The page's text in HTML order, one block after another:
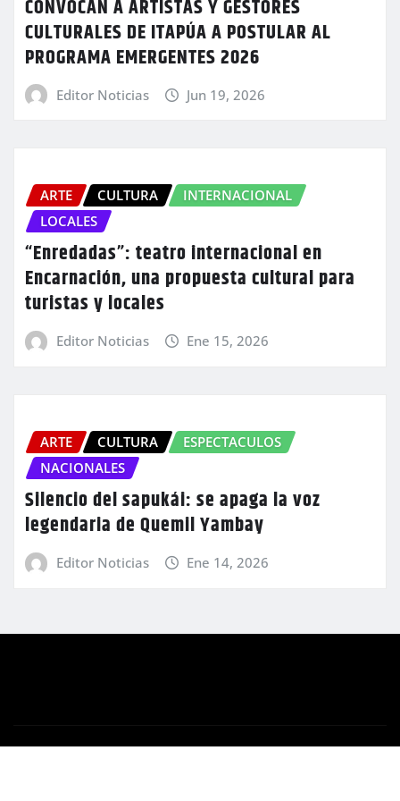
CONVOCAN A ARTISTAS Y GESTORES
CULTURALES DE ITAPÚA A POSTULAR AL
PROGRAMA EMERGENTES 2026
Editor Noticias Jun 19, 2026
ARTE CULTURA
INTERNACIONAL
LOCALES
“Enredadas”: teatro internacional en
Encarnación, una propuesta cultural para
turistas y locales
Editor Noticias Ene 15, 2026
ARTE CULTURA
ESPECTACULOS
NACIONALES
Silencio del sapukái: se apaga la voz
legendaria de Quemil Yambay
Editor Noticias Ene 14, 2026